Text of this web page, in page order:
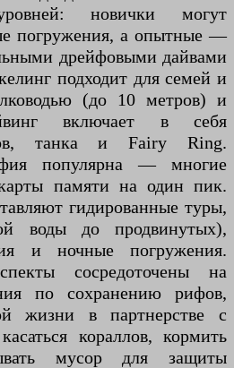
новички могут
погружения, а опытные —
дрейфовыми дайвами
подходит для семей и
(до 10 метров) и
включает в себя
танка и Fairy Ring.
популярна — многие
памяти на один пик.
гидированные туры,
воды до продвинутых),
и ночные погружения.
сосредоточены на
по сохранению рифов,
жизни в партнерстве с
кораллов, кормить
мусор для защиты